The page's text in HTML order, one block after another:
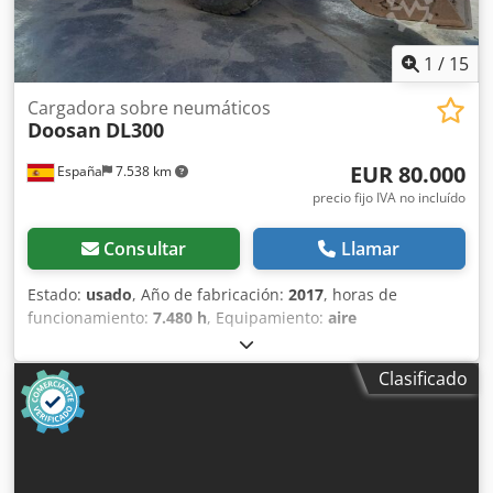
1 / 15
España 7.538 km
Cargadora sobre neumáticos
Doosan DL300
EUR 80.000
precio fijo IVA no incluído
Consultar Llamar
Estado: usado, Año de fabricación: 2017, horas de
funcionamiento: 7.480 h, Equipamiento: aire
, Año de fabricación: 2017 Peso en vacío:
18.890 kg Dimensiones (lxanxal): 810 x 292 x 348 cm = Más
opciones y accesorios = - Sistema de lubricación central =
Comentarios = Ubicación: El Burgo de Ebro (Zaragoza) La
pala cargadora de ocasión Doosan DL300 está diseñada
Clasificado